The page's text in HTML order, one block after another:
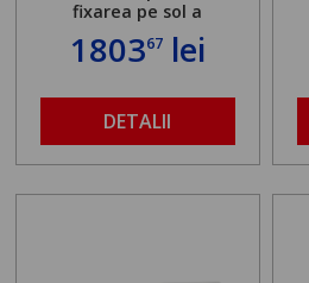
fixarea pe sol a
găurit în locul
maximă admisă de 500
kg și înălțime reglabilă
de la 1,8 la 2,9 m
180367lei
DETALII